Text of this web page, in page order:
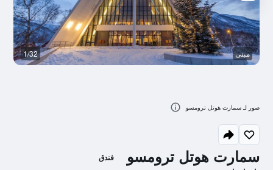
سمارت هوتل ترومسو فندق
مبنى 1/32
صور لـ سمارت هوتل ترومسو